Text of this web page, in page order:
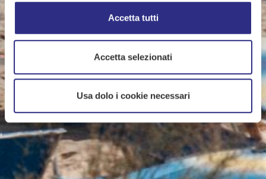
Accetta tutti
Accetta selezionati
Usa dolo i cookie necessari